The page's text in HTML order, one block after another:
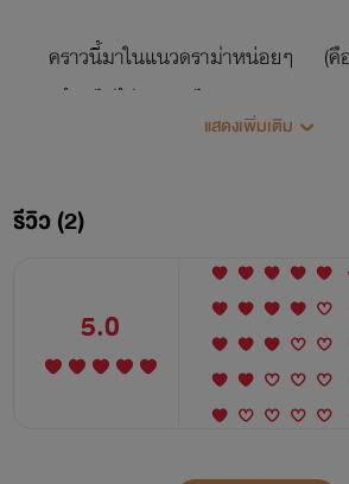
คราวนี้มาในแนวดราม่าหน่อยๆ (คื
แนวดูบ้าง ไม่รู้ว่าจะรอดไหม)
เรื่องนี้ไรท์จะค่อยๆ อัพนะคะ อาจจะ
แสดงเพิ่มเติม
รีวิว (2)
5.0